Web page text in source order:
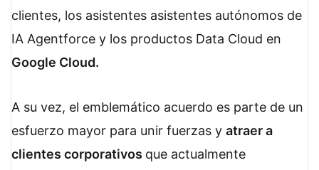
clientes, los asistentes asistentes autónomos de
IA Agentforce y los productos Data Cloud en
Google Cloud.
A su vez, el emblemático acuerdo es parte de un
esfuerzo mayor para unir fuerzas y atraer a
clientes corporativos que actualmente